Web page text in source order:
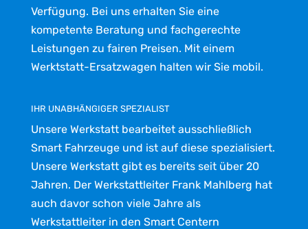
Verfügung. Bei uns erhalten Sie eine
kompetente Beratung und fachgerechte
Leistungen zu fairen Preisen. Mit einem
Werktstatt-Ersatzwagen halten wir Sie mobil.
IHR UNABHÄNGIGER SPEZIALIST
Unsere Werkstatt bearbeitet ausschließlich
Smart Fahrzeuge und ist auf diese spezialisiert.
Unsere Werkstatt gibt es bereits seit über 20
Jahren. Der Werkstattleiter Frank Mahlberg hat
auch davor schon viele Jahre als
Werkstattleiter in den Smart Centern